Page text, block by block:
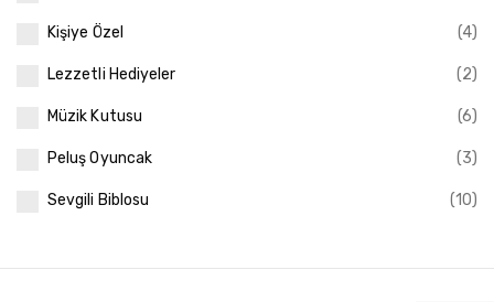
Kişiye Özel (4)
Lezzetli Hediyeler (2)
Müzik Kutusu (6)
Peluş Oyuncak (3)
Sevgili Biblosu (10)